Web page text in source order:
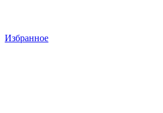
Избранное